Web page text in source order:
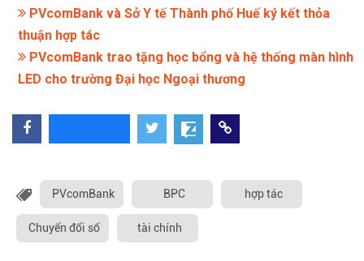
PVcomBank và Sở Y tế Thành phố Huế ký kết thỏa
thuận hợp tác
PVcomBank trao tặng học bổng và hệ thống màn hình
LED cho trường Đại học Ngoại thương
PVcomBank BPC hợp tác
Chuyển đổi số tài chính